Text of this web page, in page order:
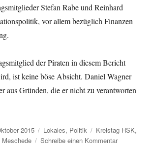
Stefan Rabe und Reinhard
vor allem bezüglich Finanzen
der Piraten in diesem Bericht
ist keine böse Absicht. Daniel Wagner
aus Gründen, die er nicht zu verantworten
2015 Kategorien
Lokales, Politik Schlagwörter
Kreistag HSK,
Meschede Schreibe einen Kommentarzu